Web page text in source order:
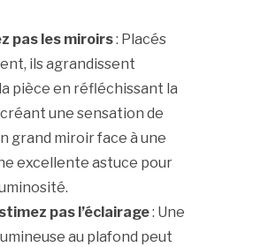
pas les miroirs: Placés
ils agrandissent
pièce en réfléchissant la
une sensation de
grand miroir face à une
excellente astuce pour
pas l’éclairage: Une
au plafond peut